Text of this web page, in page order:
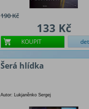
190 Kč
133 Kč
KOUPIT
Šerá hlídka
Autor: Lukjaněnko Sergej